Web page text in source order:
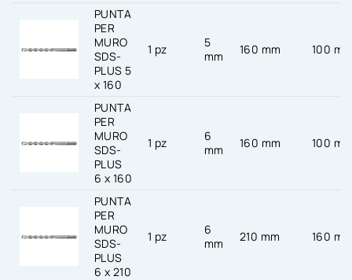
PUNTA
PER
MURO
SDS-
PLUS 5
x 160
1 pz
5
mm
160 mm 100
PUNTA
PER
MURO
SDS-
PLUS
6 x 160
1 pz
6
mm
160 mm 100
PUNTA
PER
MURO
SDS-
PLUS
6 x 210
1 pz
6
mm
210 mm 160